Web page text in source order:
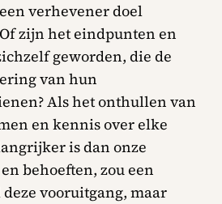
verhevener doel
zijn het eindpunten en
geworden, die de
van hun
Als het onthullen van
en kennis over elke
is dan onze
behoeften, zou een
vooruitgang, maar